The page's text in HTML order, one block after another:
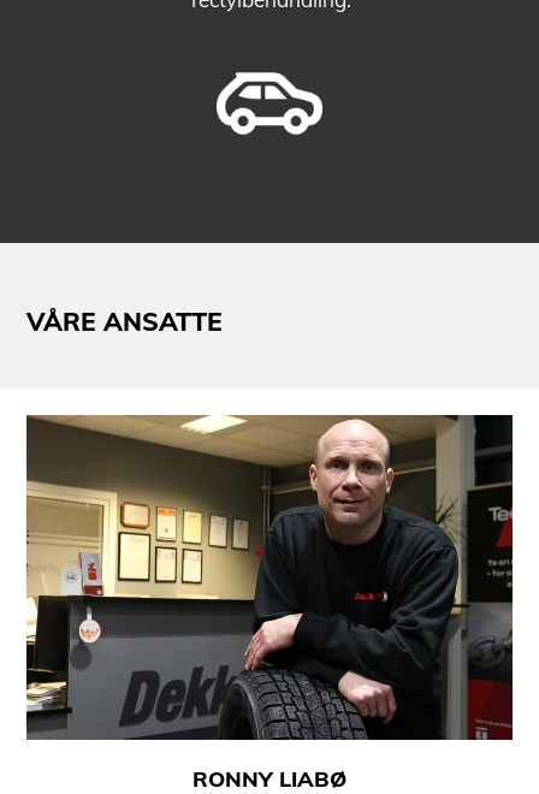
VÅRE ANSATTE
RONNY LIABØ